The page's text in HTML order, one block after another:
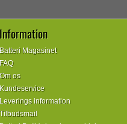
Information
Batteri Magasinet
FAQ
Om os
Kundeservice
Leverings information
Tilbudsmail